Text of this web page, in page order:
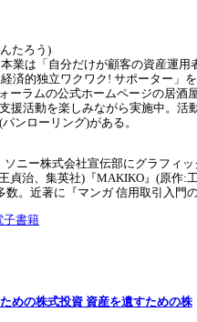
たろう)
業は「自分だけが顧客の資産運
済的独立ワクワク! サポーター」
ーラムの公式ホームページの居
援活動を楽しみながら実施中。
ンローリング)がある。
ソニー株式会社宣伝部にグラフィ
貞治、集英社)『MAKIKO』(原作
数。近著に『マンガ 信用取引入門
子書籍
めの株式投資 資産を遺すための株